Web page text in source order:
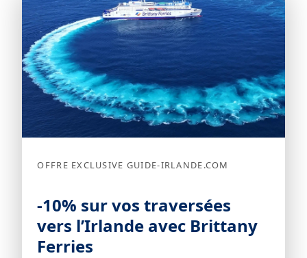
OFFRE EXCLUSIVE GUIDE-IRLANDE.COM
-10% sur vos traversées
vers l’Irlande avec Brittany
Ferries